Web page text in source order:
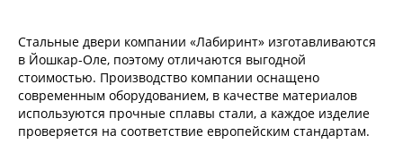
Двери Дворецкий
Шпон Дворецкий
Эмаль Дворецкий
Двери Про
Инвизибл Про
Экошпон Про
Стальные двери компании «Лабиринт» изготавливаются
в Йошкар-Оле, поэтому отличаются выгодной
стоимостью. Производство компании оснащено
современным оборудованием, в качестве материалов
используются прочные сплавы стали, а каждое изделие
проверяется на соответствие европейским стандартам.